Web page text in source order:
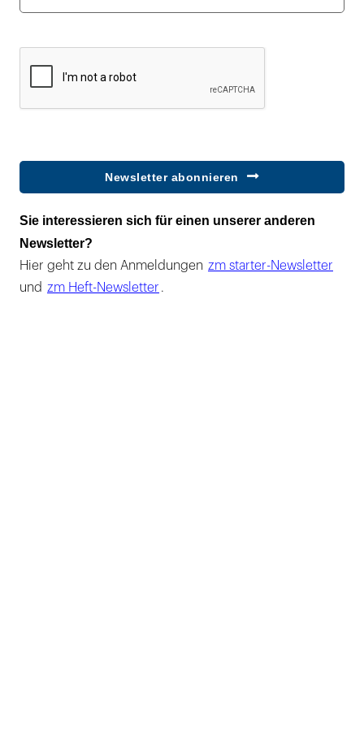
Newsletter abonnieren
Sie interessieren sich für einen unserer anderen
Newsletter?
Hier geht zu den Anmeldungen zm starter-Newsletter
und zm Heft-Newsletter .